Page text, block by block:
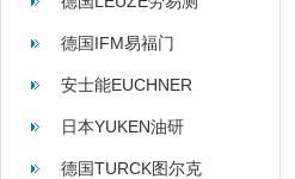
德国IFM易福门
安士能EUCHNER
日本YUKEN油研
德国TURCK图尔克